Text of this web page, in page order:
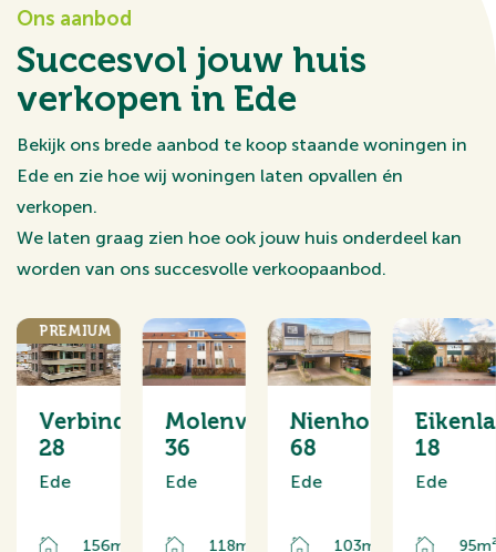
Ons aanbod
Succesvol jouw huis
verkopen in Ede
Bekijk ons brede aanbod te koop staande woningen in
Ede en zie hoe wij woningen laten opvallen én
verkopen.
We laten graag zien hoe ook jouw huis onderdeel kan
worden van ons succesvolle verkoopaanbod.
PREMIUM
Verbindelaarshof
28
Ede
156m²
Molenveen
36
Ede
118m²
Nienhof
68
Ede
103m²
18
Ede